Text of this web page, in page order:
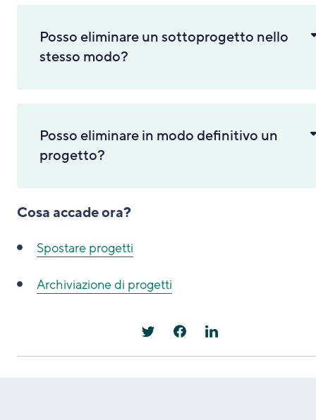
Posso eliminare un sottoprogetto nello
stesso modo?
Posso eliminare in modo definitivo un
progetto?
Cosa accade ora?
Spostare progetti
Archiviazione di progetti